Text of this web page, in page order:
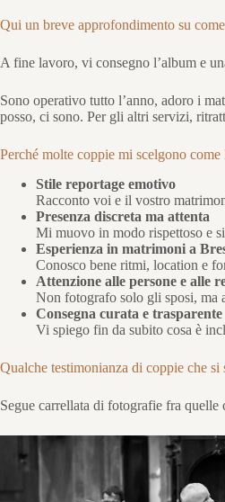
Qui un breve approfondimento su
A fine lavoro, vi consegno l’album e
Sono operativo tutto l’anno, adoro i
posso, ci sono. Per gli altri servizi,
Perché molte coppie mi scelgono
Stile reportage emotivo
Racconto voi e il vostro
Presenza discreta ma attenta
Mi muovo in modo rispettoso e
Esperienza in matrimoni a
Conosco bene ritmi, location e
Attenzione alle persone e alle
Non fotografo solo gli sposi, ma
Consegna curata e trasparente
Vi spiego fin da subito cosa è
Qualche testimonianza di coppie che si
Segue carrellata di fotografie fra